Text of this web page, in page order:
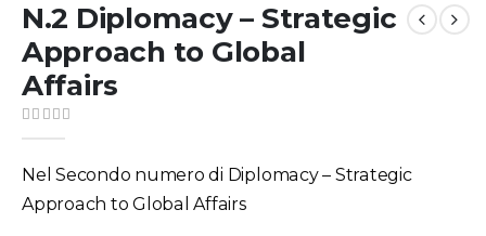
N.2 Diplomacy – Strategic
Approach to Global
Affairs
0out of 5
Nel Secondo numero di Diplomacy – Strategic
Approach to Global Affairs